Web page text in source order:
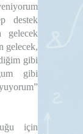
destek
gelecek
gelecek,
gibi
gibi
için